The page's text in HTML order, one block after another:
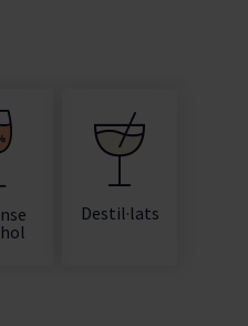
Destil·lats